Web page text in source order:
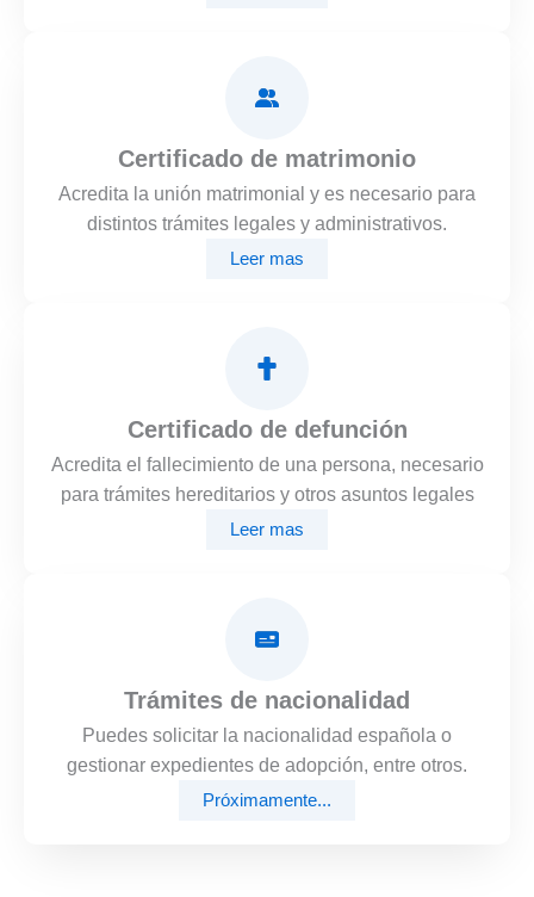
Certificado de matrimonio
Acredita la unión matrimonial y es necesario para
distintos trámites legales y administrativos.
Leer mas
Certificado de defunción
Acredita el fallecimiento de una persona, necesario
para trámites hereditarios y otros asuntos legales
Leer mas
Trámites de nacionalidad
Puedes solicitar la nacionalidad española o
gestionar expedientes de adopción, entre otros.
Próximamente...